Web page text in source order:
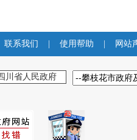
联系我们 使用帮助 网站
川省人民政府